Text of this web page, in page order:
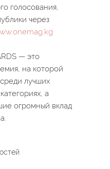
голосования,
через
— это
на которой
лучших
а
огромный вклад